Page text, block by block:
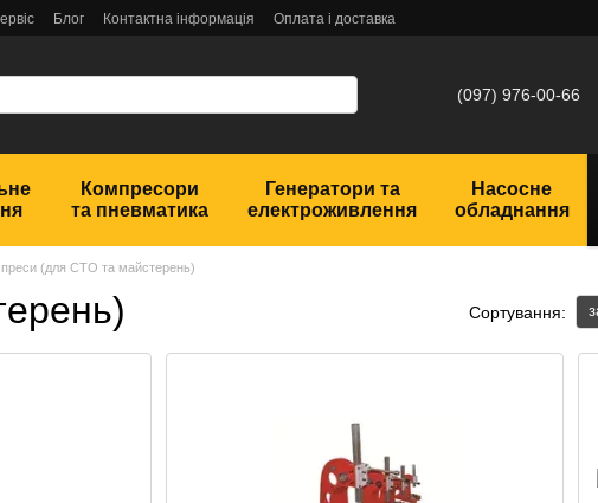
Блог Контактна інформація
Оплата і доставка
(097) 976-00-66
Компресори
та пневматика
Генератори та
електроживлення
Насосне
обладнання
преси (для СТО та майстерень)
Сортування: